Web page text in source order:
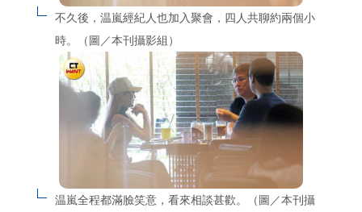
不久後，温嵐經紀人也加入聚會，四人共聊約兩個小
時。（圖／本刊攝影組）
温嵐全程都滿臉笑意，看來相談甚歡。（圖／本刊攝